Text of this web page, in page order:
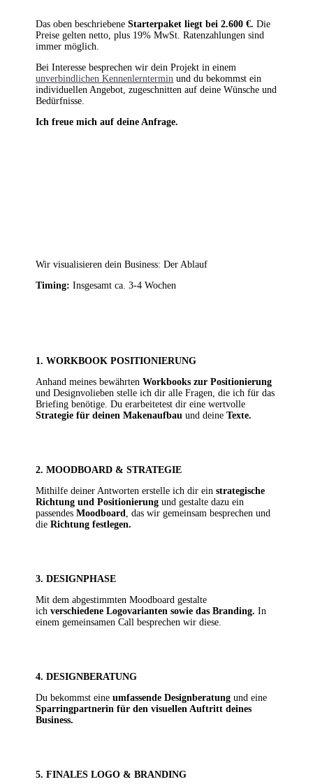
Das oben beschriebeneStarterpaket liegt bei 2.600 €.Die
Preise gelten netto, plus 19% MwSt. Ratenzahlungen sind
immer möglich.
Bei Interesse besprechen wir dein Projekt in einem
unverbindlichen Kennenlerntermin und du bekommst ein
individuellen Angebot, zugeschnitten auf deine Wünsche und
Bedürfnisse.
Ich freue mich auf deine Anfrage.
Wir visualisieren dein Business: Der Ablauf
Timing: Insgesamt ca. 3-4 Wochen
1. WORKBOOK POSITIONIERUNG
Anhand meines bewährten Workbooks zur Positionierung
und Designvolieben stelle ich dir alle Fragen, die ich für das
Briefing benötige. Du erarbeitetest dir eine wertvolle
Strategie für deinen Makenaufbauund deineTexte.
2. MOODBOARD & STRATEGIE
Mithilfe deiner Antworten erstelle ich dir einstrategische
Richtung und Positionierung und gestalte dazu ein
passendesMoodboard, das wir gemeinsam besprechen und
dieRichtung festlegen.
3. DESIGNPHASE
Mit dem abgestimmtenMoodboard gestalte
ich verschiedene Logovariantensowie das Branding. In
einem gemeinsamen Call besprechen wir diese.
4. DESIGNBERATUNG
Du bekommst eine umfassende Designberatung und eine
Sparringpartnerin für den visuellen Auftritt deines
Business.
5. FINALES LOGO & BRANDING